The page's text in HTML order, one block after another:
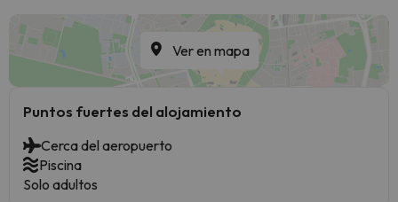
Ver en mapa
Puntos fuertes del alojamiento
Cerca del aeropuerto
Piscina
Solo adultos